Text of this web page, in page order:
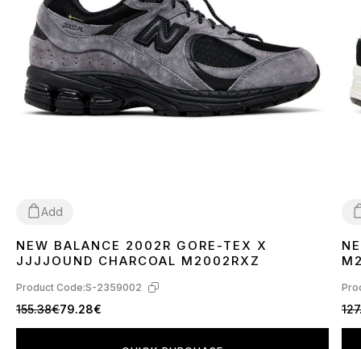
Add
3839 4041424344 45
NEW BALANCE 2002R GORE-TEX X
JJJJOUND CHARCOAL M2002RXZ
Product Code:S-2359002
155.38€79.28€